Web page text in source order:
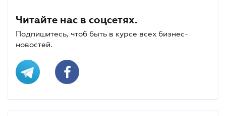
Читайте нас в соцсетях.
Подпишитесь, чтоб быть в курсе всех бизнес-
новостей.